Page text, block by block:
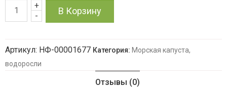
-
Количество
Морская
+
В Корзину
Артикул: НФ-00001677 Категория: Морская капуста,
водоросли
Отзывы (0)